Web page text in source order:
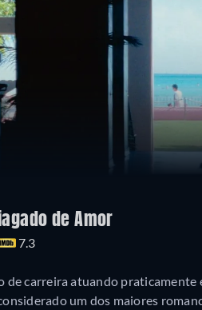
de Amor
7.3
de carreira atuando praticamente
um dos maiores